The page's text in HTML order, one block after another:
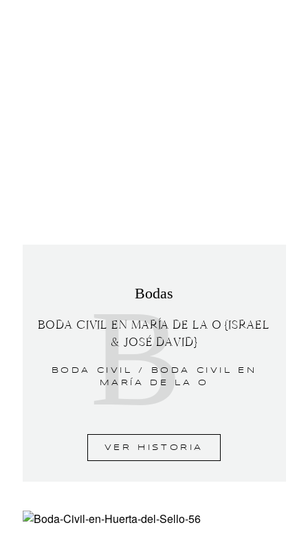
B
Bodas
BODA CIVIL EN MARÍA DE LA O {ISRAEL
& JOSÉ DAVID}
BODA CIVIL /
BODA CIVIL EN
MARÍA DE LA O
VER HISTORIA